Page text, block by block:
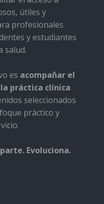
útiles y
profesionales
y estudiantes
salud.
es acompañar el
práctica clínica
seleccionados
práctico y
Evoluciona.